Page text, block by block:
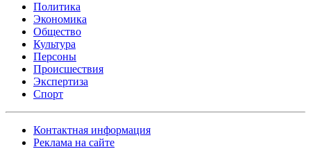
Политика
Экономика
Общество
Культура
Персоны
Происшествия
Экспертиза
Спорт
Контактная информация
Реклама на сайте